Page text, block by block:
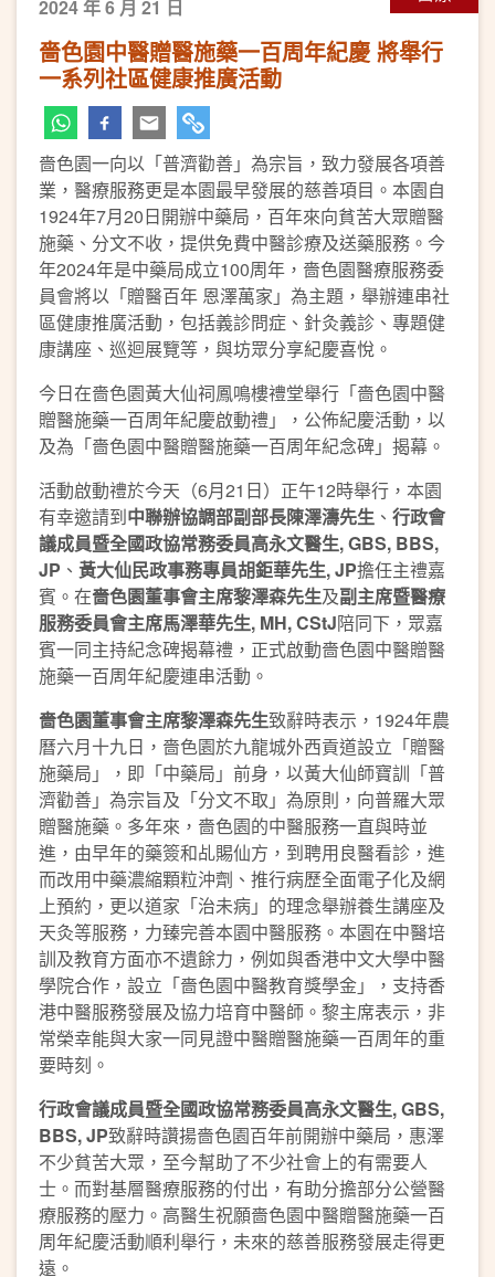
2024 年 6 月 21 日
嗇色園中醫贈醫施藥一百周年紀慶 將舉行
一系列社區健康推廣活動
嗇色園一向以「普濟勸善」為宗旨，致力發展各項善
業，醫療服務更是本園最早發展的慈善項目。本園自
1924年7月20日開辦中藥局，百年來向貧苦大眾贈醫
施藥、分文不收，提供免費中醫診療及送藥服務。今
年2024年是中藥局成立100周年，嗇色園醫療服務委
員會將以「贈醫百年 恩澤萬家」為主題，舉辦連串社
區健康推廣活動，包括義診問症、針灸義診、專題健
康講座、巡迴展覽等，與坊眾分享紀慶喜悅。
今日在嗇色園黃大仙祠鳳鳴樓禮堂舉行「嗇色園中醫
贈醫施藥一百周年紀慶啟動禮」，公佈紀慶活動，以
及為「嗇色園中醫贈醫施藥一百周年紀念碑」揭幕。
活動啟動禮於今天（6月21日）正午12時舉行，本園
有幸邀請到中聯辦協調部副部長陳澤濤先生 、 行政會
議成員暨全國政協常務委員高永文醫生, GBS, BBS,
JP 、 黃大仙民政事務專員胡鉅華先生, JP擔任主禮嘉
賓。在嗇色園董事會主席黎澤森先生及副主席暨醫療
服務委員會主席馬澤華先生, MH, CStJ陪同下，眾嘉
賓一同主持紀念碑揭幕禮，正式啟動嗇色園中醫贈醫
施藥一百周年紀慶連串活動。
嗇色園董事會主席黎澤森先生致辭時表示，1924年農
曆六月十九日，嗇色園於九龍城外西貢道設立「贈醫
施藥局」，即「中藥局」前身，以黃大仙師寶訓「普
濟勸善」為宗旨及「分文不取」為原則，向普羅大眾
贈醫施藥。多年來，嗇色園的中醫服務一直與時並
進，由早年的藥簽和乩賜仙方，到聘用良醫看診，進
而改用中藥濃縮顆粒沖劑、推行病歷全面電子化及網
上預約，更以道家「治未病」的理念舉辦養生講座及
天灸等服務，力臻完善本園中醫服務。本園在中醫培
訓及教育方面亦不遺餘力，例如與香港中文大學中醫
學院合作，設立「嗇色園中醫教育獎學金」，支持香
港中醫服務發展及協力培育中醫師。黎主席表示，非
常榮幸能與大家一同見證中醫贈醫施藥一百周年的重
要時刻。
行政會議成員暨全國政協常務委員高永文醫生, GBS,
BBS, JP致辭時讚揚嗇色園百年前開辦中藥局，惠澤
不少貧苦大眾，至今幫助了不少社會上的有需要人
士。而對基層醫療服務的付出，有助分擔部分公營醫
療服務的壓力。高醫生祝願嗇色園中醫贈醫施藥一百
周年紀慶活動順利舉行，未來的慈善服務發展走得更
遠。